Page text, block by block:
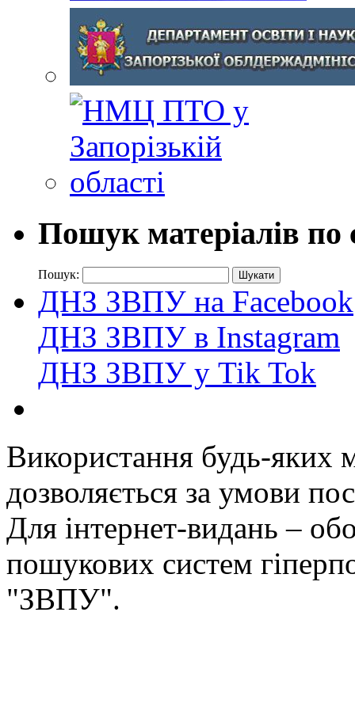
Пошук матеріалів по
Пошук:
ДНЗ ЗВПУ на Facebook
ДНЗ ЗВПУ в Instagram
ДНЗ ЗВПУ у Tik Tok
Використання будь-яких
дозволяється за умови
Для інтернет-видань –
пошукових систем
"ЗВПУ".